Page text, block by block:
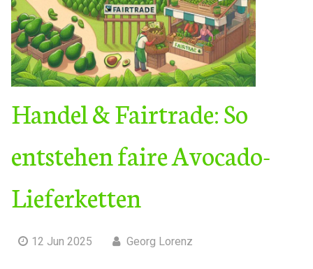
Handel & Fairtrade: So
entstehen faire Avocado-
Lieferketten
12 Jun 2025 Georg Lorenz